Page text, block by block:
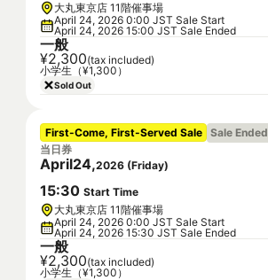
大丸東京店 11階催事場
April 24, 2026 0:00 JST Sale Start
April 24, 2026 15:00 JST Sale Ended
一般
¥2,300(tax included)
小学生（¥1,300）
Sold Out
First-Come, First-Served Sale Sale Ended
当日券
April24,2026 (Friday)
15:30 Start Time
大丸東京店 11階催事場
April 24, 2026 0:00 JST Sale Start
April 24, 2026 15:30 JST Sale Ended
一般
¥2,300(tax included)
小学生（¥1,300）